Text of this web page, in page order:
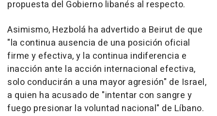
propuesta del Gobierno libanés al respecto.
Asimismo, Hezbolá ha advertido a Beirut de que
"la continua ausencia de una posición oficial
firme y efectiva, y la continua indiferencia e
inacción ante la acción internacional efectiva,
solo conducirán a una mayor agresión" de Israel,
a quien ha acusado de "intentar con sangre y
fuego presionar la voluntad nacional" de Líbano.